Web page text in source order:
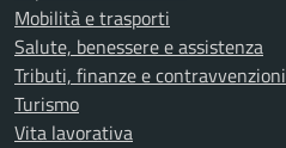
Mobilità e trasporti
Salute, benessere e assistenza
Tributi, finanze e contravvenzioni
Turismo
Vita lavorativa